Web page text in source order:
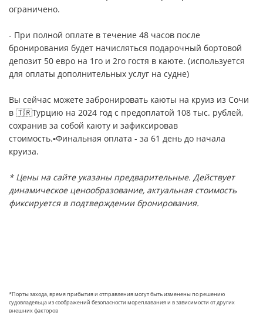
ограничено.
- При полной оплате в течение 48 часов после
бронирования будет начисляться подарочный бортовой
депозит 50 евро на 1го и 2го гостя в каюте. (используется
для оплаты дополнительных услуг на судне)
Вы сейчас можете забронировать каюты на круиз из Сочи
в 🇹🇷Турцию на 2024 год с предоплатой 108 тыс. рублей,
сохранив за собой каюту и зафиксировав
стоимость.▫️Финальная оплата - за 61 день до начала
круиза.
* Цены на сайте указаны предварительные. Действует
динамическое ценообразование, актуальная стоимость
фиксируется в подтверждении бронирования.
*Порты захода, время прибытия и отправления могут быть изменены по решению
судовладельца из соображений безопасности мореплавания и в зависимости от других
внешних факторов